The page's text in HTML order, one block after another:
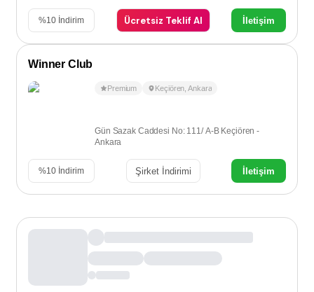
%10 İndirim Ücretsiz Teklif Al İletişim
Winner Club
Premium Keçiören ,Ankara
Gün Sazak Caddesi No: 111/ A-B Keçiören -
Ankara
%10 İndirim Şirket İndirimi İletişim